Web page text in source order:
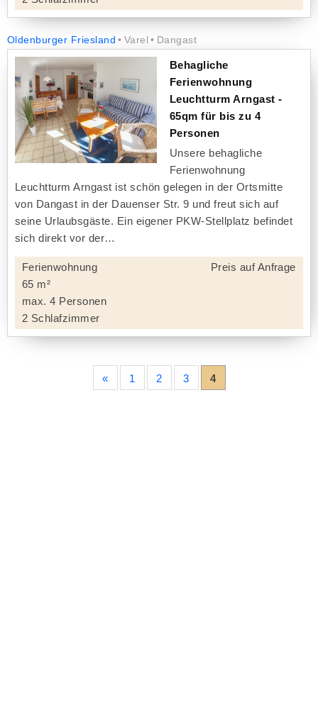
Oldenburger Friesland Varel Dangast
Behagliche
Ferienwohnung
Leuchtturm Arngast -
65qm für bis zu 4
Personen
Unsere behagliche
Ferienwohnung
Leuchtturm Arngast ist schön gelegen in der Ortsmitte
von Dangast in der Dauenser Str. 9 und freut sich auf
seine Urlaubsgäste. Ein eigener PKW-Stellplatz befindet
sich direkt vor der
Ferienwohnung
65 m²
max. 4 Personen
2 Schlafzimmer
Preis auf Anfrage
« 1 2 3 4